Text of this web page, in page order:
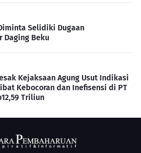
Selidiki Dugaan
Daging Beku
Kejaksaan Agung Usut Indikasi
Kebocoran dan Inefisensi di PT
Triliun